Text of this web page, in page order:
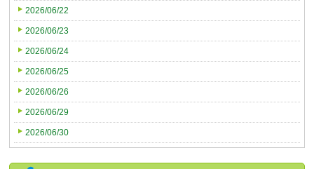
2026/06/22
2026/06/23
2026/06/24
2026/06/25
2026/06/26
2026/06/29
2026/06/30